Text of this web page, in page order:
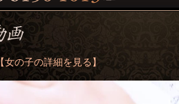
【女の子の詳細を見る】